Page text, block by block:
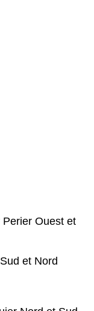
Ouest et
et Nord